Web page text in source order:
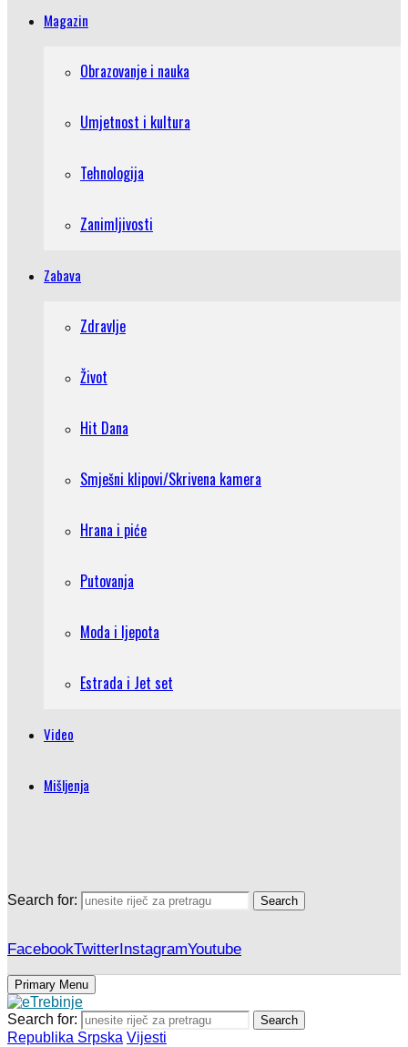
Magazin
Obrazovanje i nauka
Umjetnost i kultura
Tehnologija
Zanimljivosti
Zabava
Zdravlje
Život
Hit Dana
Smješni klipovi/Skrivena kamera
Hrana i piće
Putovanja
Moda i ljepota
Estrada i Jet set
Video
Mišljenja
Search for: Search
FacebookTwitterInstagramYoutube
Primary Menu
Search for: Search
Republika Srpska Vijesti